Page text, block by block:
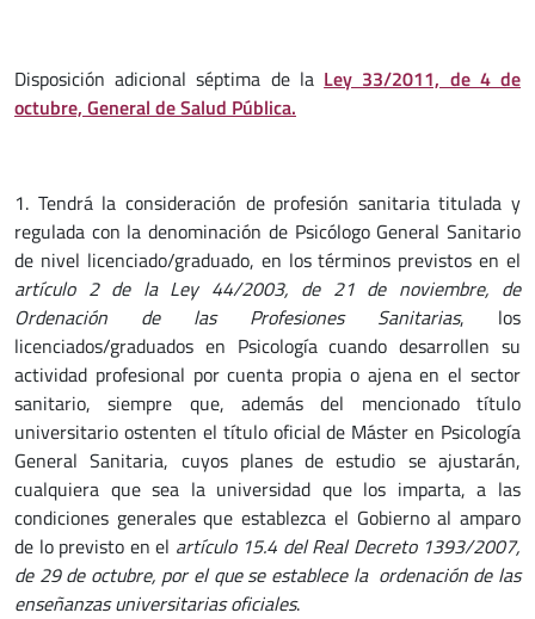
Disposición adicional séptima de la Ley 33/2011, de 4 de
octubre, General de Salud Pública.
1. Tendrá la consideración de profesión sanitaria titulada y
regulada con la denominación de Psicólogo General Sanitario
de nivel licenciado/graduado, en los términos previstos en el
artículo 2 de la Ley 44/2003, de 21 de noviembre, de
Ordenación de las Profesiones Sanitarias, los
licenciados/graduados en Psicología cuando desarrollen su
actividad profesional por cuenta propia o ajena en el sector
sanitario, siempre que, además del mencionado título
universitario ostenten el título oficial de Máster en Psicología
General Sanitaria, cuyos planes de estudio se ajustarán,
cualquiera que sea la universidad que los imparta, a las
condiciones generales que establezca el Gobierno al amparo
de lo previsto en el artículo 15.4 del Real Decreto 1393/2007,
de 29 de octubre, por el que se establece la ordenación de las
enseñanzas universitarias oficiales.